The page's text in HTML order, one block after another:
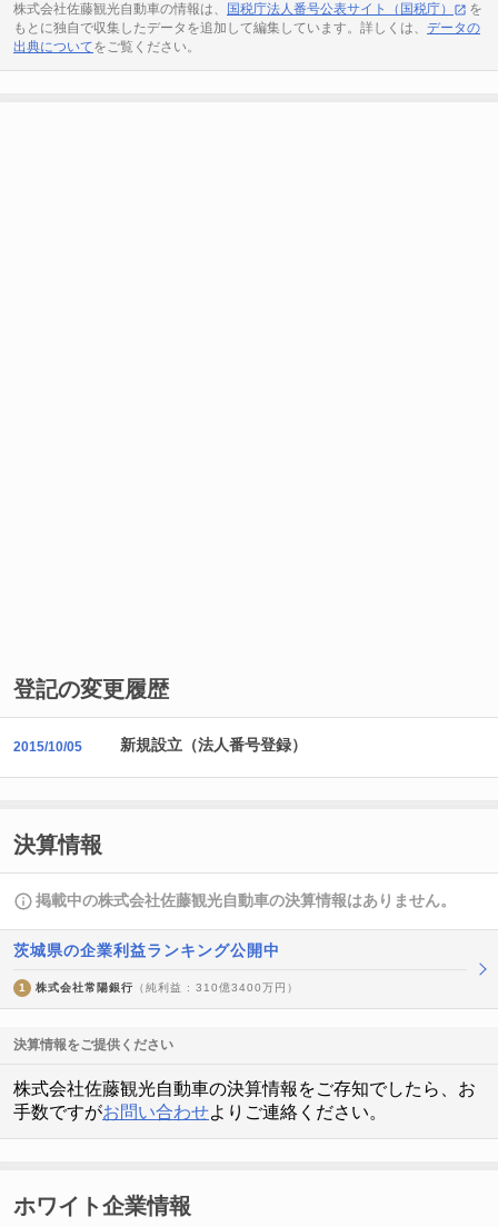
株式会社佐藤観光自動車の情報は、 国税庁法人番号公表サイト（国税庁）
を
もとに独自で収集したデータを追加して編集しています。詳しくは、 データの
出典についてをご覧ください。
登記の変更履歴
2015/10/05 新規設立（法人番号登録）
決算情報
掲載中の株式会社佐藤観光自動車の決算情報はありません。
茨城県の企業利益ランキング公開中
1 株式会社常陽銀行 （純利益 : 310億3400万円）
決算情報をご提供ください
株式会社佐藤観光自動車の決算情報をご存知でしたら、お
手数ですがお問い合わせよりご連絡ください。
ホワイト企業情報